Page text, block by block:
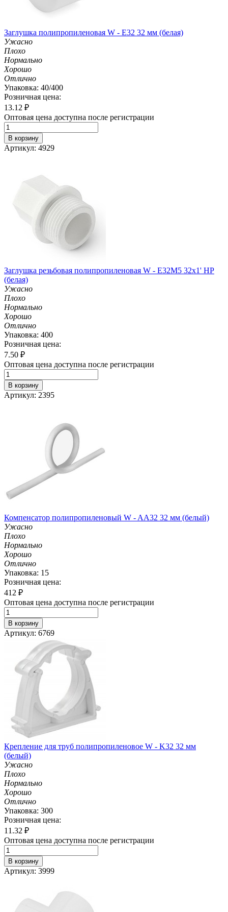
Заглушка полипропиленовая W - E32 32 мм (белая)
Ужасно
Плохо
Нормально
Хорошо
Отлично
Упаковка: 40/400
Розничная цена:
13.12 ₽
Оптовая цена доступна после регистрации
В корзину
Артикул: 4929
Заглушка резьбовая полипропиленовая W - E32M5 32х1' НР
(белая)
Ужасно
Плохо
Нормально
Хорошо
Отлично
Упаковка: 400
Розничная цена:
7.50 ₽
Оптовая цена доступна после регистрации
В корзину
Артикул: 2395
Компенсатор полипропиленовый W - AA32 32 мм (белый)
Ужасно
Плохо
Нормально
Хорошо
Отлично
Упаковка: 15
Розничная цена:
412 ₽
Оптовая цена доступна после регистрации
В корзину
Артикул: 6769
Крепление для труб полипропиленовое W - K32 32 мм
(белый)
Ужасно
Плохо
Нормально
Хорошо
Отлично
Упаковка: 300
Розничная цена:
11.32 ₽
Оптовая цена доступна после регистрации
В корзину
Артикул: 3999